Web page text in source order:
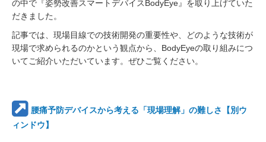
の中で『姿勢改善スマートデバイスBodyEye』を取り上げていた
だきました。
記事では、現場目線での技術開発の重要性や、どのような技術が
現場で求められるのかという観点から、BodyEyeの取り組みにつ
いてご紹介いただいています。ぜひご覧ください。
腰痛予防デバイスから考える「現場理解」の難しさ【別ウ
ィンドウ】